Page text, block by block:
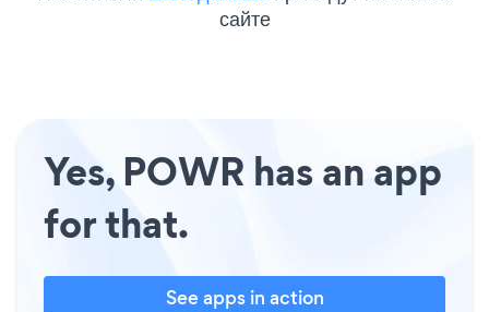
сайте
Yes, POWR has an app
for that.
See apps in action